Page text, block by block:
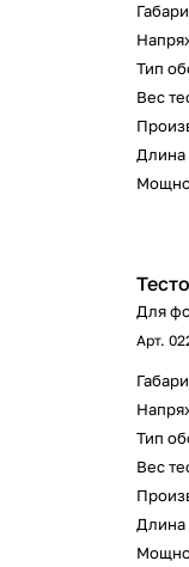
Тип
Вес
Длина
Для
Арт.
Тип
Вес
Длина